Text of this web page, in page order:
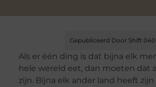
Gepubliceerd Door Shift 040
Als er één ding is dat bijna elk
hele wereld eet, dan moeten dat
zijn. Bijna elk ander land heeft zijn